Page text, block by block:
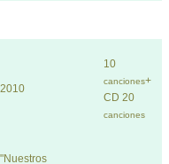
2010
10
canciones+
CD 20
canciones
"Nuestros